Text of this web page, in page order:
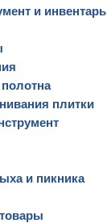
и инвентарь
плитки
и пикника